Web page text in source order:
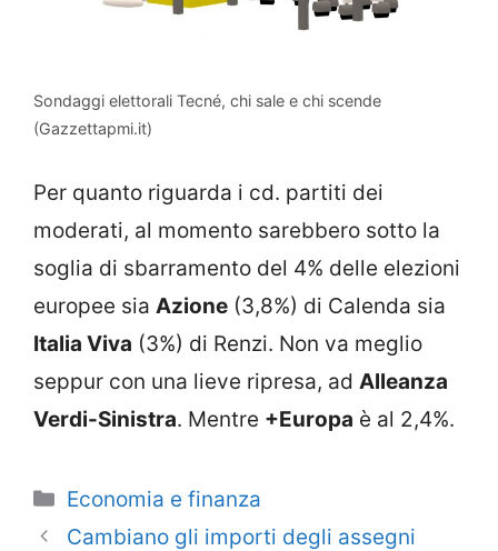
Sondaggi elettorali Tecné, chi sale e chi scende
(Gazzettapmi.it)
Per quanto riguarda i cd. partiti dei
moderati, al momento sarebbero sotto la
soglia di sbarramento del 4% delle elezioni
europee sia Azione (3,8%) di Calenda sia
Italia Viva (3%) di Renzi. Non va meglio
seppur con una lieve ripresa, ad Alleanza
Verdi-Sinistra. Mentre +Europa è al 2,4%.
Categorie
Economia e finanza
Cambiano gli importi degli assegni